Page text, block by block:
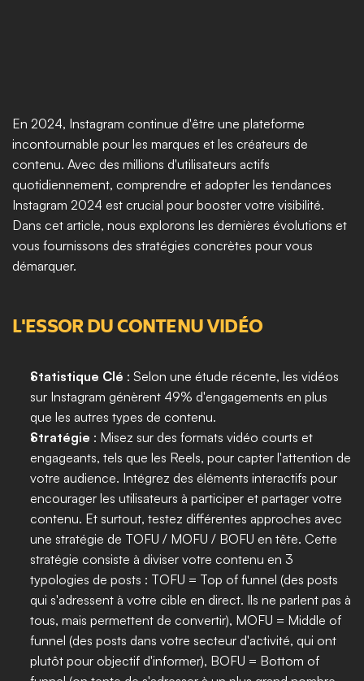
En 2024, Instagram continue d'être une plateforme
incontournable pour les marques et les créateurs de
contenu. Avec des millions d'utilisateurs actifs
quotidiennement, comprendre et adopter les tendances
Instagram 2024 est crucial pour booster votre visibilité.
Dans cet article, nous explorons les dernières évolutions et
vous fournissons des stratégies concrètes pour vous
démarquer.
L'ESSOR DU CONTENU VIDÉO
Statistique Clé : Selon une étude récente, les vidéos
sur Instagram génèrent 49% d'engagements en plus
que les autres types de contenu.
Stratégie : Misez sur des formats vidéo courts et
engageants, tels que les Reels, pour capter l'attention de
votre audience. Intégrez des éléments interactifs pour
encourager les utilisateurs à participer et partager votre
contenu. Et surtout, testez différentes approches avec
une stratégie de TOFU / MOFU / BOFU en tête. Cette
stratégie consiste à diviser votre contenu en 3
typologies de posts : TOFU = Top of funnel (des posts
qui s'adressent à votre cible en direct. Ils ne parlent pas à
tous, mais permettent de convertir), MOFU = Middle of
funnel (des posts dans votre secteur d'activité, qui ont
plutôt pour objectif d'informer), BOFU = Bottom of